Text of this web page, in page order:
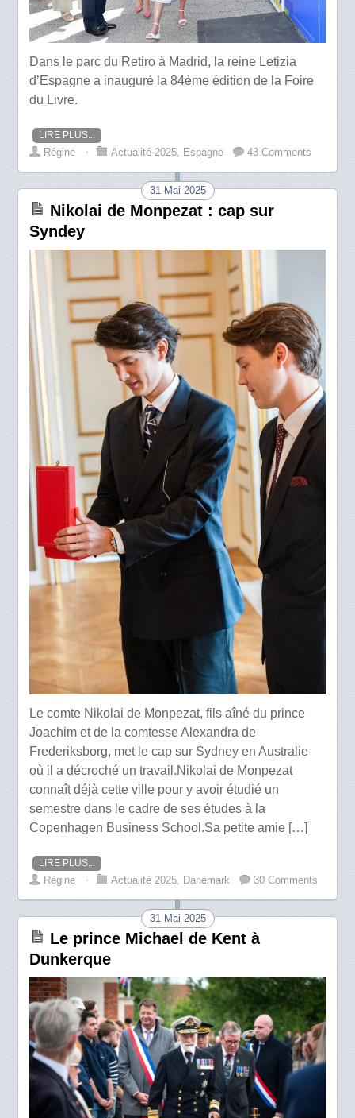
Dans le parc du Retiro à Madrid, la reine Letizia
d’Espagne a inauguré la 84ème édition de la Foire
du Livre.
LIRE PLUS...
Régine ⋅ Actualité 2025, Espagne 43 Comments
31 Mai 2025
Nikolai de Monpezat : cap sur
Syndey
Le comte Nikolai de Monpezat, fils aîné du prince
Joachim et de la comtesse Alexandra de
Frederiksborg, met le cap sur Sydney en Australie
où il a décroché un travail.Nikolai de Monpezat
connaît déjà cette ville pour y avoir étudié un
semestre dans le cadre de ses études à la
Copenhagen Business School.Sa petite amie […]
LIRE PLUS...
Régine ⋅ Actualité 2025 Danemark 30 Comments
31 Mai 2025
Le prince Michael de Kent à
Dunkerque